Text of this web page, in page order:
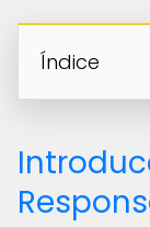
Índice